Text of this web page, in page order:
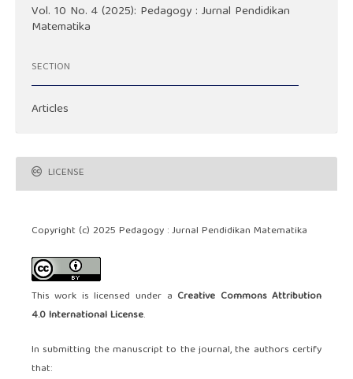
Vol. 10 No. 4 (2025): Pedagogy : Jurnal Pendidikan
Matematika
SECTION
Articles
LICENSE
Copyright (c) 2025 Pedagogy : Jurnal Pendidikan Matematika
This work is licensed under a Creative Commons Attribution
4.0 International License.
In submitting the manuscript to the journal, the authors certify
that: